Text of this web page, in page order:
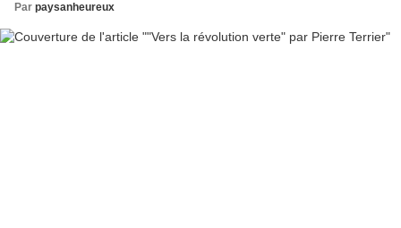
Par paysanheureux